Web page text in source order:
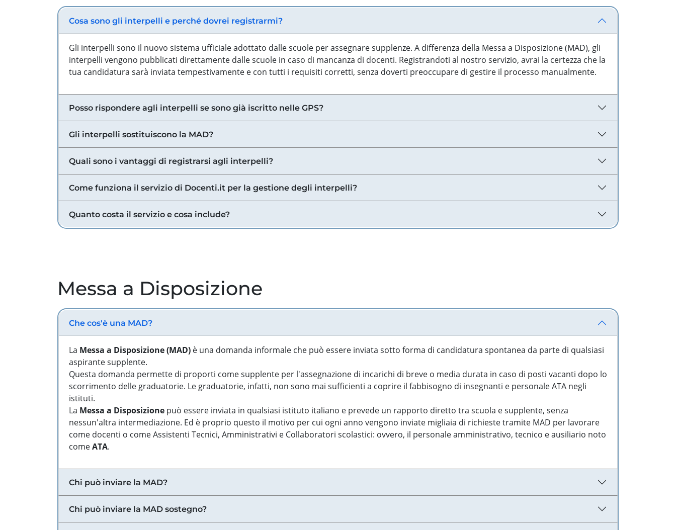
Cosa sono gli interpelli e perché dovrei registrarmi?
Gli interpelli sono il nuovo sistema ufficiale adottato dalle scuole per assegnare supplenze. A differenza della Messa a Disposizione (MAD), gli
interpelli vengono pubblicati direttamente dalle scuole in caso di mancanza di docenti. Registrandoti al nostro servizio, avrai la certezza che la
tua candidatura sarà inviata tempestivamente e con tutti i requisiti corretti, senza doverti preoccupare di gestire il processo manualmente.
Posso rispondere agli interpelli se sono già iscritto nelle GPS?
Gli interpelli sostituiscono la MAD?
Quali sono i vantaggi di registrarsi agli interpelli?
Come funziona il servizio di Docenti.it per la gestione degli interpelli?
Quanto costa il servizio e cosa include?
Messa a Disposizione
Che cos'è una MAD?
La Messa a Disposizione (MAD) è una domanda informale che può essere inviata sotto forma di candidatura spontanea da parte di qualsiasi
aspirante supplente.
Questa domanda permette di proporti come supplente per l'assegnazione di incarichi di breve o media durata in caso di posti vacanti dopo lo
scorrimento delle graduatorie. Le graduatorie, infatti, non sono mai sufficienti a coprire il fabbisogno di insegnanti e personale ATA negli
istituti.
La Messa a Disposizione può essere inviata in qualsiasi istituto italiano e prevede un rapporto diretto tra scuola e supplente, senza
nessun'altra intermediazione. Ed è proprio questo il motivo per cui ogni anno vengono inviate migliaia di richieste tramite MAD per lavorare
come docenti o come Assistenti Tecnici, Amministrativi e Collaboratori scolastici: ovvero, il personale amministrativo, tecnico e ausiliario noto
comeATA.
Chi può inviare la MAD?
Chi può inviare la MAD sostegno?